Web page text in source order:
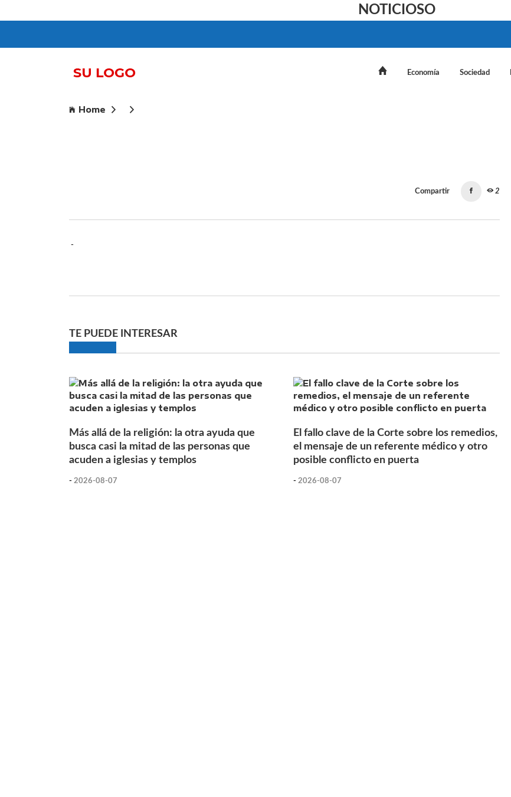
NOTICIOSO
Economía Sociedad
Home
Compartir 2
-
TE PUEDE INTERESAR
Más allá de la religión: la otra ayuda que
busca casi la mitad de las personas que
acuden a iglesias y templos
- 2026-08-07
El fallo clave de la Corte sobre los remedios,
el mensaje de un referente médico y otro
posible conflicto en puerta
- 2026-08-07